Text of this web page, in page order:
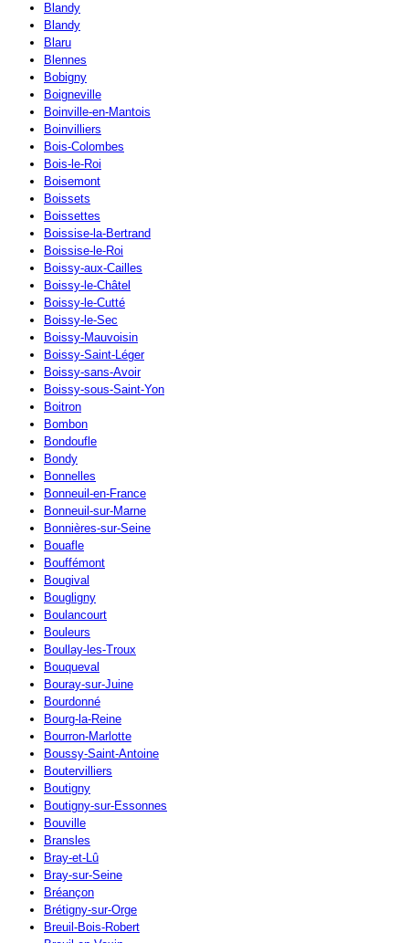
Blandy
Blandy
Blaru
Blennes
Bobigny
Boigneville
Boinville-en-Mantois
Boinvilliers
Bois-Colombes
Bois-le-Roi
Boisemont
Boissets
Boissettes
Boissise-la-Bertrand
Boissise-le-Roi
Boissy-aux-Cailles
Boissy-le-Châtel
Boissy-le-Cutté
Boissy-le-Sec
Boissy-Mauvoisin
Boissy-Saint-Léger
Boissy-sans-Avoir
Boissy-sous-Saint-Yon
Boitron
Bombon
Bondoufle
Bondy
Bonnelles
Bonneuil-en-France
Bonneuil-sur-Marne
Bonnières-sur-Seine
Bouafle
Bouffémont
Bougival
Bougligny
Boulancourt
Bouleurs
Boullay-les-Troux
Bouqueval
Bouray-sur-Juine
Bourdonné
Bourg-la-Reine
Bourron-Marlotte
Boussy-Saint-Antoine
Boutervilliers
Boutigny
Boutigny-sur-Essonnes
Bouville
Bransles
Bray-et-Lû
Bray-sur-Seine
Bréançon
Brétigny-sur-Orge
Breuil-Bois-Robert